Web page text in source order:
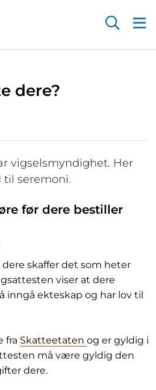
dere?
vigselsmyndighet. Her
til seremoni.
før dere bestiller
skaffer det som heter
viser at dere
inngå ekteskap og har lov til
fra Skatteetaten og er gyldig i
må være gyldig den
dere.